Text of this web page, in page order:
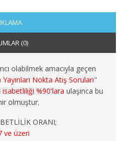
(0)
olabilmek amacıyla geçen
Nokta Atış Soruları"
isabetliliği %90'lara ulaşınca bu
olmuştur.
ORANI;
ve üzeri